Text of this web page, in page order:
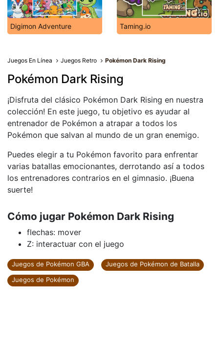
Digimon Adventure Taming.io
Juegos En Línea Juegos Retro Pokémon Dark Rising
Pokémon Dark Rising
¡Disfruta del clásico Pokémon Dark Rising en nuestra
colección! En este juego, tu objetivo es ayudar al
entrenador de Pokémon a atrapar a todos los
Pokémon que salvan al mundo de un gran enemigo.
Puedes elegir a tu Pokémon favorito para enfrentar
varias batallas emocionantes, derrotando así a todos
los entrenadores contrarios en el gimnasio. ¡Buena
suerte!
Cómo jugar Pokémon Dark Rising
flechas: mover
Z: interactuar con el juego
Juegos de Pokémon GBA
Juegos de Pokémon de Batalla
Juegos de Pokémon